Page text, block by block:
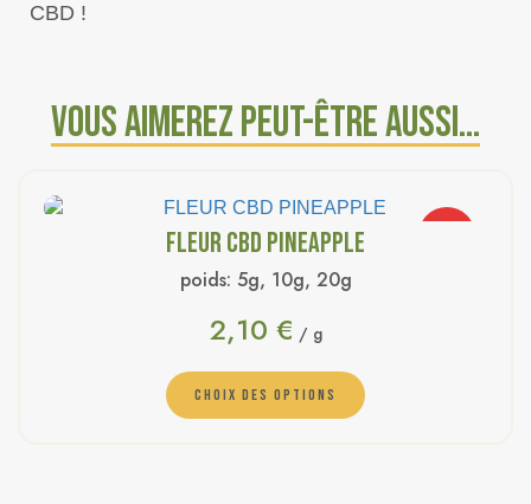
CBD !
Vous aimerez peut-être aussi…
FLEUR CBD PINEAPPLE
poids: 5g, 10g, 20g
2,10 € / g
CHOIX DES OPTIONS